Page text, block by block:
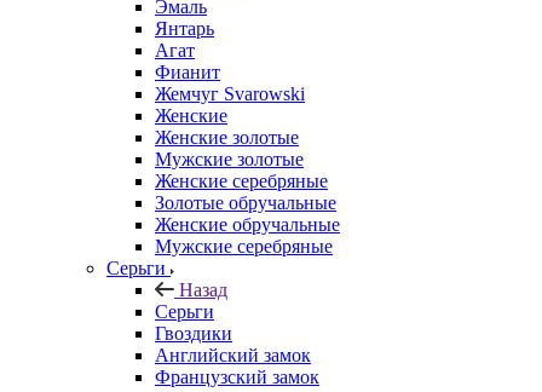
Эмаль
Янтарь
Агат
Фианит
Жемчуг Svarowski
Женские
Женские золотые
Мужские золотые
Женские серебряные
Золотые обручальные
Женские обручальные
Мужские серебряные
Серьги
Назад
Серьги
Гвоздики
Английский замок
Французский замок